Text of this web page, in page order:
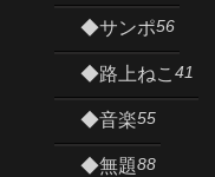
◆サンポ56
◆路上ねこ 41
◆音楽55
◆無題88